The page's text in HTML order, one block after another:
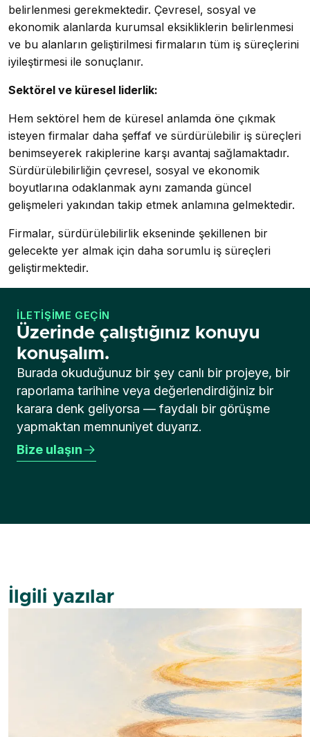
belirlenmesi gerekmektedir. Çevresel, sosyal ve
ekonomik alanlarda kurumsal eksikliklerin belirlenmesi
ve bu alanların geliştirilmesi firmaların tüm iş süreçlerini
iyileştirmesi ile sonuçlanır.
Sektörel ve küresel liderlik:
Hem sektörel hem de küresel anlamda öne çıkmak
isteyen firmalar daha şeffaf ve sürdürülebilir iş süreçleri
benimseyerek rakiplerine karşı avantaj sağlamaktadır.
Sürdürülebilirliğin çevresel, sosyal ve ekonomik
boyutlarına odaklanmak aynı zamanda güncel
gelişmeleri yakından takip etmek anlamına gelmektedir.
Firmalar, sürdürülebilirlik ekseninde şekillenen bir
gelecekte yer almak için daha sorumlu iş süreçleri
geliştirmektedir.
İLETIŞIME GEÇIN
Üzerinde çalıştığınız konuyu
konuşalım.
Burada okuduğunuz bir şey canlı bir projeye, bir
raporlama tarihine veya değerlendirdiğiniz bir
karara denk geliyorsa — faydalı bir görüşme
yapmaktan memnuniyet duyarız.
Bize ulaşın
İlgili yazılar